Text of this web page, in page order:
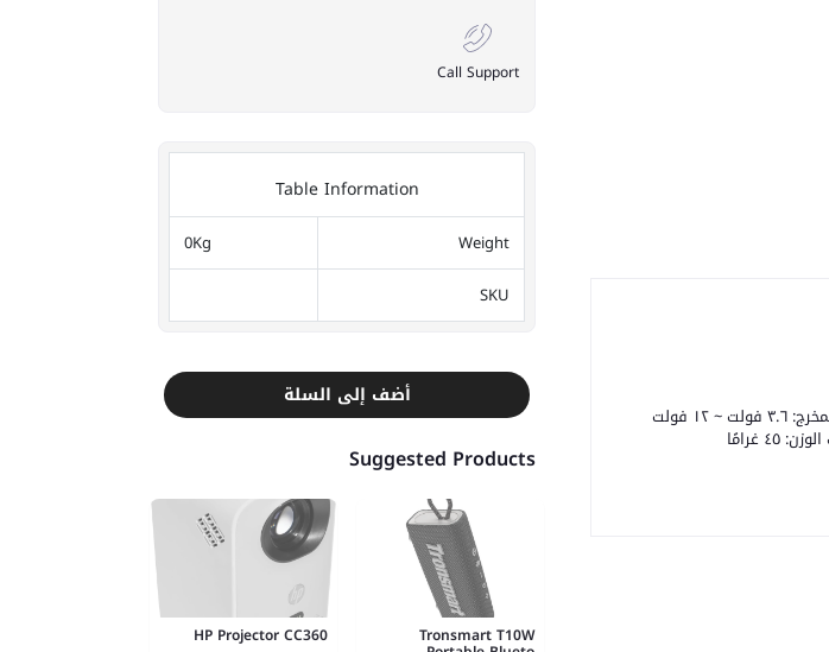
الأبعاد: ٢٢ × ٣٩ × ٥٥ مم المدخل: تيار متردد ١٠٠-٢٤٠ فولت / ٤٠٠ مللي أمبير / ٥٠-٦٠ هرتز المخرج: ٣.٦ فولت ~ ١٢ فولت
Call Support
Table Information
Weight
0Kg
SKU
أضف إلى السلة
Suggested Products
Tronsmart T10W
HP Projector CC360